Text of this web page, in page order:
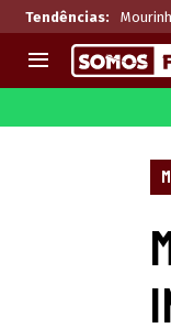
Tendências:
CHAMPIONS
PREMIER